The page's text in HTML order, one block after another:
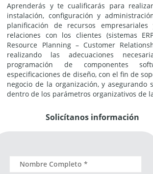
Aprenderás y te cualificarás para
instalación, configuración y
planificación de recursos
relaciones con los clientes (sistemas
Resource Planning – Customer
realizando las adecuaciones
programación de componentes
especificaciones de diseño, con el fin de
negocio de la organización, y asegurando
dentro de los parámetros organizativos de
Solicítanos información